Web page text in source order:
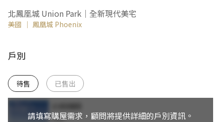
北鳳凰城 Union Park｜全新現代美宅
美國 ｜ 鳳凰城 Phoenix
戶別
待售 已售出
請填寫購屋需求，顧問將提供詳細的戶別資訊。